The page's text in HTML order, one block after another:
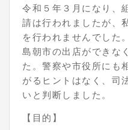
令和５年３月になり、
請は行われましたが、
を行われませんでした
島朝市の出店ができな
た。警察や市役所にも
がるヒントはなく、司
いと判断しました。
【目的】